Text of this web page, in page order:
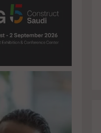
%d9%a8-